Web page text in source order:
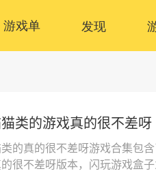
游戏单 发现
类的游戏真的很不差呀
的真的很不差呀游戏合集包
很不差呀版本，闪玩游戏盒